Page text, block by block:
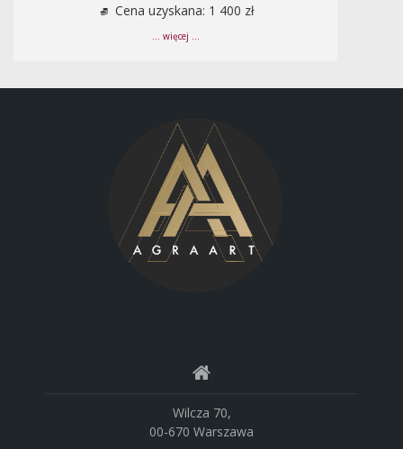
Cena uzyskana: 1 400 zł
... więcej ...
Wilcza 70,
00-670 Warszawa